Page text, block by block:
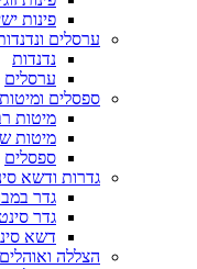
פינות
ערסלים
נדנדות
ערסלים
ספסלים
מיטות
מיטות
ספסלים
גדרות ודשא
גדר
גדר
דשא
הצללה ואוהלים